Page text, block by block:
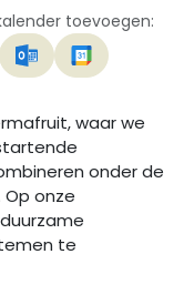
toevoegen:
waar we
onder de
onze
te